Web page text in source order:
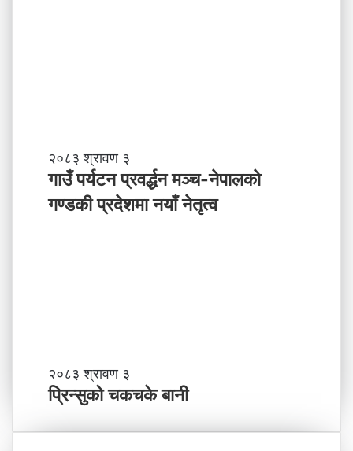
ब
के
ग
र्नु
गा
उँ
र्य
ने
पा
काे
२०८३ श्रावण ३
गाउँ पर्यटन प्रवर्द्धन मञ्च-नेपालकाे
गण्डकी प्रदेशमा नयाँ नेतृत्व
प्रि
न्सु
को
२०८३ श्रावण ३
प्रिन्सुको चकचके बानी